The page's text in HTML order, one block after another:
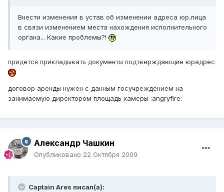
Внести изменения в устав об изменении адреса юр.лица
в связи изменением места нахождения исполнительного
органа... Какие проблемы?!
придется прикладывать документы подтверждающие юрадрес
договор аренды нужен с данным госучреждением на
занимаемую директором площадь камеры :angryfire:
Александр Чашкин
Опубликовано 22 Октября 2009
Captain Ares писал(а):